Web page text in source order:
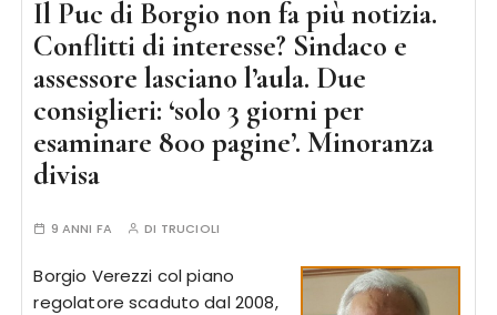
Il Puc di Borgio non fa più notizia.
Conflitti di interesse? Sindaco e
assessore lasciano l’aula. Due
consiglieri: ‘solo 3 giorni per
esaminare 800 pagine’. Minoranza
divisa
9 ANNI FA DI TRUCIOLI
Borgio Verezzi col piano
regolatore scaduto dal 2008,